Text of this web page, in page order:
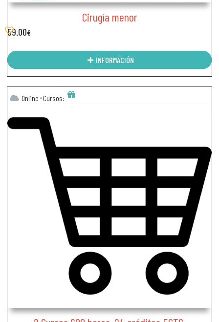
Cirugía menor
59.00€
INFORMACIÓN
Online Cursos: